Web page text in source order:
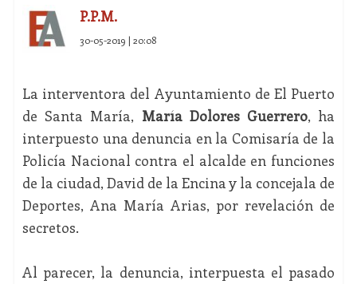
P.P.M.
30-05-2019 | 20:08
La interventora del Ayuntamiento de El Puerto
de Santa María, María Dolores Guerrero, ha
interpuesto una denuncia en la Comisaría de la
Policía Nacional contra el alcalde en funciones
de la ciudad, David de la Encinay la concejala de
Deportes, Ana María Arias, por revelación de
secretos.
Al parecer, la denuncia, interpuesta el pasado